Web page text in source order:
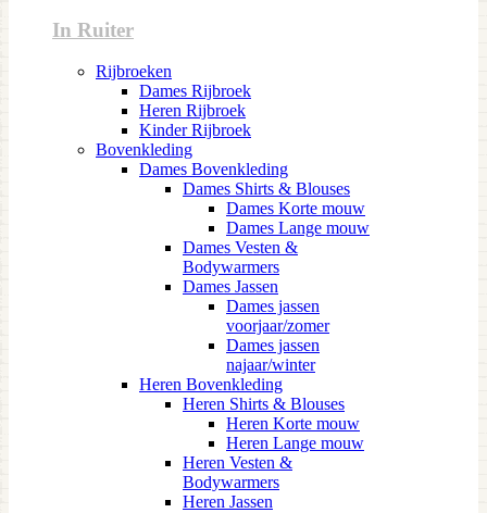
In Ruiter
Rijbroeken
Dames Rijbroek
Heren Rijbroek
Kinder Rijbroek
Bovenkleding
Dames Bovenkleding
Dames Shirts & Blouses
Dames Korte mouw
Dames Lange mouw
Dames Vesten &
Bodywarmers
Dames Jassen
Dames jassen
voorjaar/zomer
Dames jassen
najaar/winter
Heren Bovenkleding
Heren Shirts & Blouses
Heren Korte mouw
Heren Lange mouw
Heren Vesten &
Bodywarmers
Heren Jassen